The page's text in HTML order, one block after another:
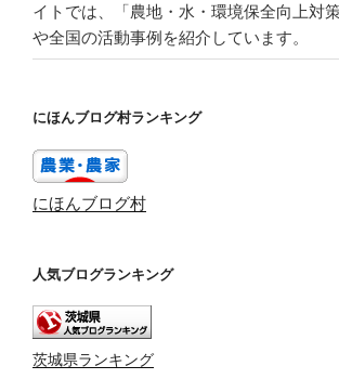
イトでは、「農地・水・環境保全向上対
や全国の活動事例を紹介しています。
にほんブログ村ランキング
にほんブログ村
人気ブログランキング
茨城県ランキング